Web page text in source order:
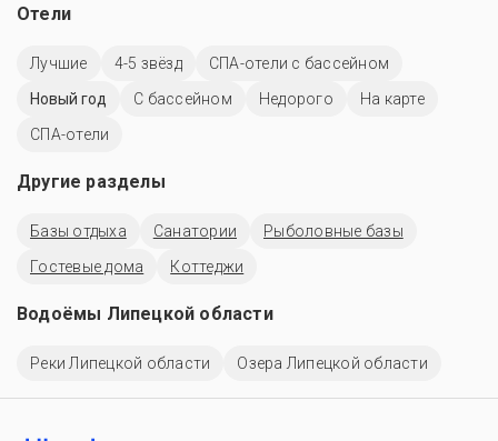
Отели
Лучшие 4-5 звёзд
СПА-отели с бассейном
Новый год
C бассейном Недорого
На карте
СПА-отели
Другие разделы
Базы отдыха Санатории
Рыболовные базы
Гостевые дома
Коттеджи
Водоёмы Липецкой области
Реки Липецкой области Озера Липецкой области